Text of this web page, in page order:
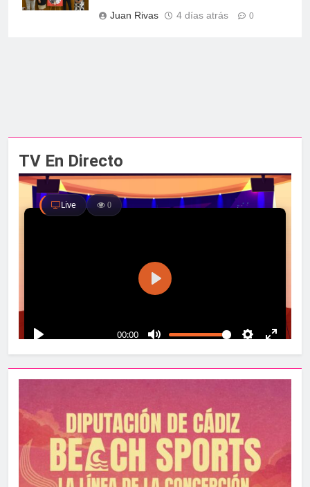
TV En Directo
Juan Rivas 4 días atrás 0